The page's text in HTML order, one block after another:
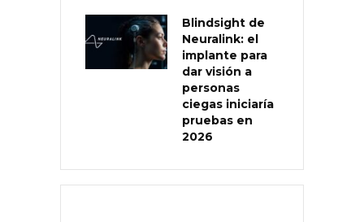
Blindsight de
Neuralink: el
implante para
dar visión a
personas
ciegas iniciaría
pruebas en
2026